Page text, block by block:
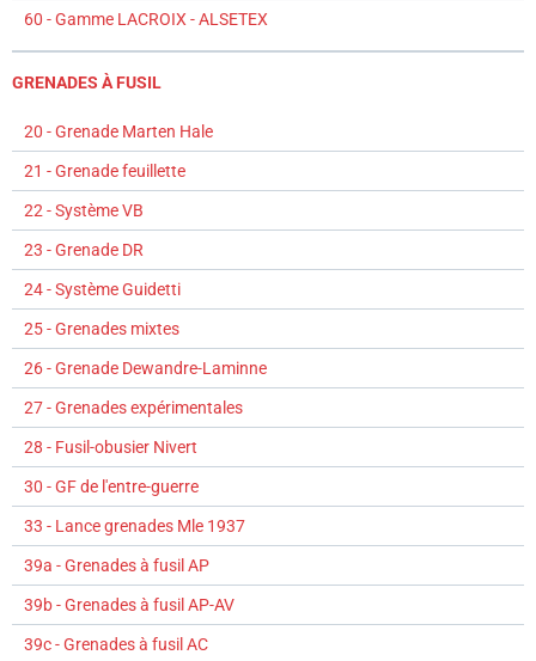
60 - Gamme LACROIX - ALSETEX
GRENADES À FUSIL
20 - Grenade Marten Hale
21 - Grenade feuillette
22 - Système VB
23 - Grenade DR
24 - Système Guidetti
25 - Grenades mixtes
26 - Grenade Dewandre-Laminne
27 - Grenades expérimentales
28 - Fusil-obusier Nivert
30 - GF de l'entre-guerre
33 - Lance grenades Mle 1937
39a - Grenades à fusil AP
39b - Grenades à fusil AP-AV
39c - Grenades à fusil AC